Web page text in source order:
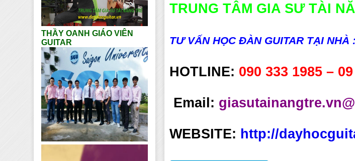
TRUNG TÂM GIA SƯ TÀI
TƯ VẤN HỌC ĐÀN GUITAR TẠI NHÀ :
HOTLINE: 090 333 1985 –
Email:
WEBSITE: http://
THẦY OANH GIÁO VIÊN
GUITAR